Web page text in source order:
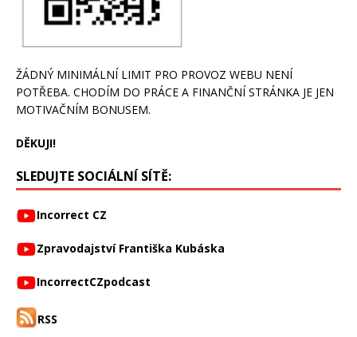
ŽÁDNÝ MINIMÁLNÍ LIMIT PRO PROVOZ WEBU NENÍ
POTŘEBA. CHODÍM DO PRÁCE A FINANČNÍ STRÁNKA JE JEN
MOTIVAČNÍM BONUSEM.
DĚKUJI!
SLEDUJTE SOCIÁLNÍ SÍTĚ:
Incorrect CZ
Zpravodajství Františka Kubáska
IncorrectCZpodcast
RSS